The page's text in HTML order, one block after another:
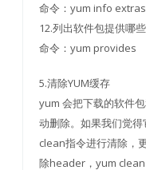
命令：yum info extras
12.列出软件包提供哪
命令：yum provides
5.清除YUM缓存
yum 会把下载的软件
动删除。如果我们觉
clean指令进行清除，
除header，yum